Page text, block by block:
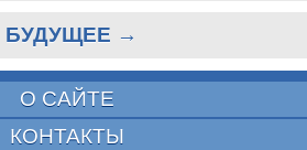
БУДУЩЕЕ →
О САЙТЕ
КОНТАКТЫ